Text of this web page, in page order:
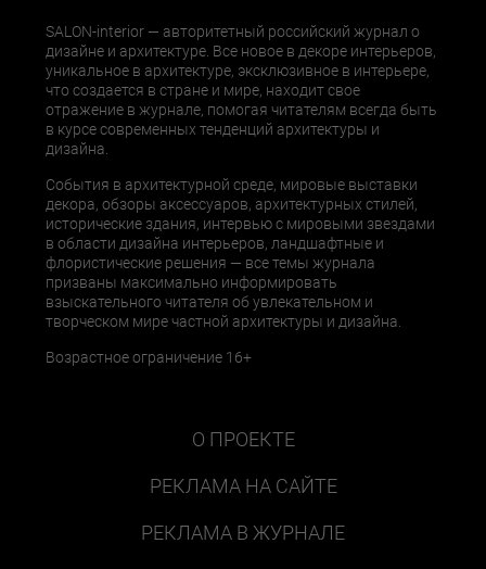
SALON-interior — авторитетный российский журнал о
дизайне и архитектуре. Все новое в декоре интерьеров,
уникальное в архитектуре, эксклюзивное в интерьере,
что создается в стране и мире, находит свое
отражение в журнале, помогая читателям всегда быть
в курсе современных тенденций архитектуры и
дизайна.
События в архитектурной среде, мировые выставки
декора, обзоры аксессуаров, архитектурных стилей,
исторические здания, интервью с мировыми звездами
в области дизайна интерьеров, ландшафтные и
флористические решения — все темы журнала
призваны максимально информировать
взыскательного читателя об увлекательном и
творческом мире частной архитектуры и дизайна.
Возрастное ограничение 16+
О ПРОЕКТЕ
РЕКЛАМА НА САЙТЕ
РЕКЛАМА В ЖУРНАЛЕ